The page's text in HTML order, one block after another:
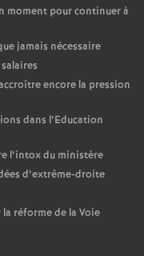
moment pour continuer à
jamais nécessaire
encore la pression
dans l’Education
l’intox du ministère
d’extrême-droite
réforme de la Voie